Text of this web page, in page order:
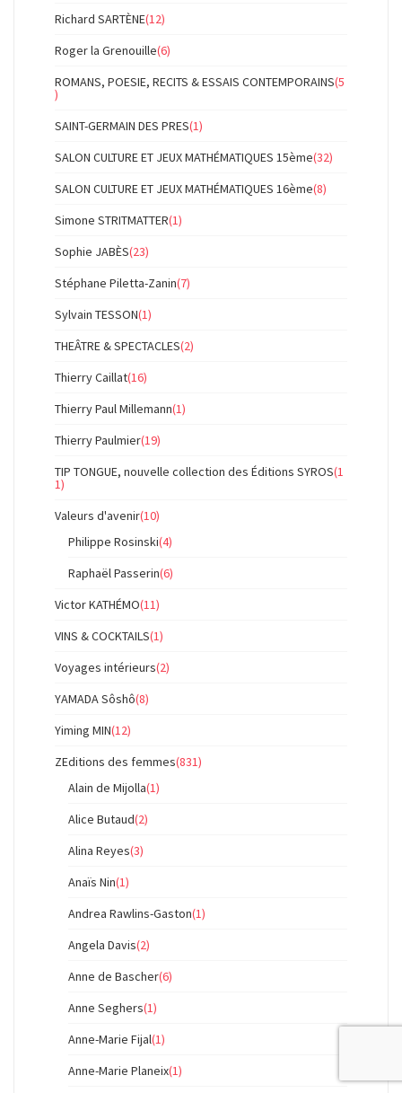
Richard SARTÈNE(12)
Roger la Grenouille(6)
ROMANS, POESIE, RECITS & ESSAIS CONTEMPORAINS(5
)
SAINT-GERMAIN DES PRES(1)
SALON CULTURE ET JEUX MATHÉMATIQUES 15ème(32)
SALON CULTURE ET JEUX MATHÉMATIQUES 16ème(8)
Simone STRITMATTER(1)
Sophie JABÈS(23)
Stéphane Piletta-Zanin(7)
Sylvain TESSON(1)
THEÂTRE & SPECTACLES(2)
Thierry Caillat(16)
Thierry Paul Millemann(1)
Thierry Paulmier(19)
TIP TONGUE, nouvelle collection des Éditions SYROS(1
1)
Valeurs d'avenir(10)
Philippe Rosinski(4)
Raphaël Passerin(6)
Victor KATHÉMO(11)
VINS & COCKTAILS(1)
Voyages intérieurs(2)
YAMADA Sôshô(8)
Yiming MIN(12)
ZEditions des femmes(831)
Alain de Mijolla(1)
Alice Butaud(2)
Alina Reyes(3)
Anaïs Nin(1)
Andrea Rawlins-Gaston(1)
Angela Davis(2)
Anne de Bascher(6)
Anne Seghers(1)
Anne-Marie Fijal(1)
Anne-Marie Planeix(1)